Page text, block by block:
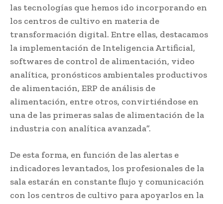
las tecnologías que hemos ido incorporando en
los centros de cultivo en materia de
transformación digital. Entre ellas, destacamos
la implementación de Inteligencia Artificial,
softwares de control de alimentación, video
analítica, pronósticos ambientales productivos
de alimentación, ERP de análisis de
alimentación, entre otros, convirtiéndose en
una de las primeras salas de alimentación de la
industria con analítica avanzada”.
De esta forma, en función de las alertas e
indicadores levantados, los profesionales de la
sala estarán en constante flujo y comunicación
con los centros de cultivo para apoyarlos en la